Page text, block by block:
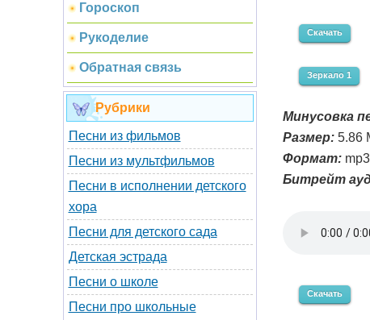
Гороскоп
Рукоделие
Обратная связь
Рубрики
Песни из фильмов
Песни из мультфильмов
Песни в исполнении детского
хора
Песни для детского сада
Детская эстрада
Песни о школе
Песни про школьные
Скачать
Зеркало 1
Минусовка
Размер:5.86
Формат:mp3
Битрейт
Скачать